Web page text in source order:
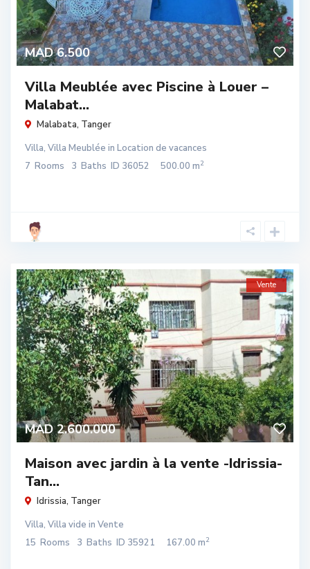
MAD 6.500
Villa Meublée avec Piscine à Louer –
Malabat...
Malabata, Tanger
Villa, Villa Meublée in Location de vacances
7 Rooms 3 Baths ID 36052 500.00 m2
MAD 2.600.000
Vente
Maison avec jardin à la vente -Idrissia-
Tan...
Idrissia, Tanger
Villa, Villa vide in Vente
15 Rooms 3 Baths ID 35921 167.00 m2